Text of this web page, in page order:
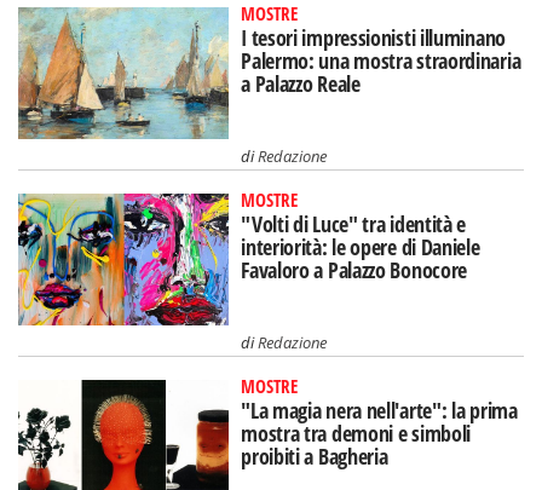
MOSTRE
I tesori impressionisti illuminano
Palermo: una mostra straordinaria
a Palazzo Reale
diRedazione
MOSTRE
"Volti di Luce" tra identità e
interiorità: le opere di Daniele
Favaloro a Palazzo Bonocore
diRedazione
MOSTRE
"La magia nera nell'arte": la prima
mostra tra demoni e simboli
proibiti a Bagheria